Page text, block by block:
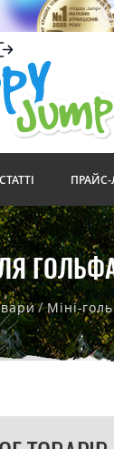
СТАТТІ
ГОЛЬФА
/Міні-